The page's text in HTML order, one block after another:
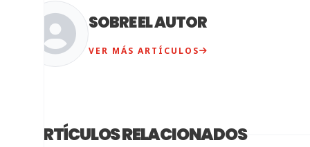
SOBRE EL AUTOR
VER MÁS ARTÍCULOS
ARTÍCULOS RELACIONADOS